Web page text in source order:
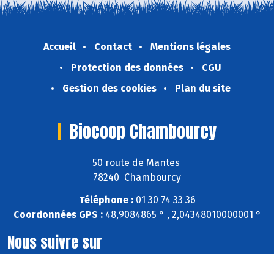
Accueil Contact
Mentions légales
Protection des données
CGU
Gestion des cookies
Plan du site
Biocoop Chambourcy
50 route de Mantes
78240 Chambourcy
Téléphone :01 30 74 33 36
Coordonnées GPS :48,9084865 ° , 2,04348010000001 °
Nous suivre sur